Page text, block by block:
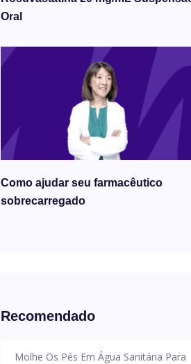
Oral
Como ajudar seu farmacêutico
sobrecarregado
Recomendado
Molhe Os Pés Em Água Sanitária Para